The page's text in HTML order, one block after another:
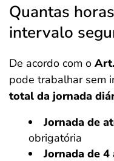
Quantas
intervalo
De acordo com o
pode trabalhar sem
total da jornada
Jornada de
obrigatória
Jornada de 4